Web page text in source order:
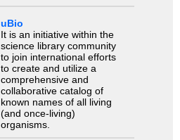
uBio
It is an initiative within the
science library community
to join international efforts
to create and utilize a
comprehensive and
collaborative catalog of
known names of all living
(and once-living)
organisms.